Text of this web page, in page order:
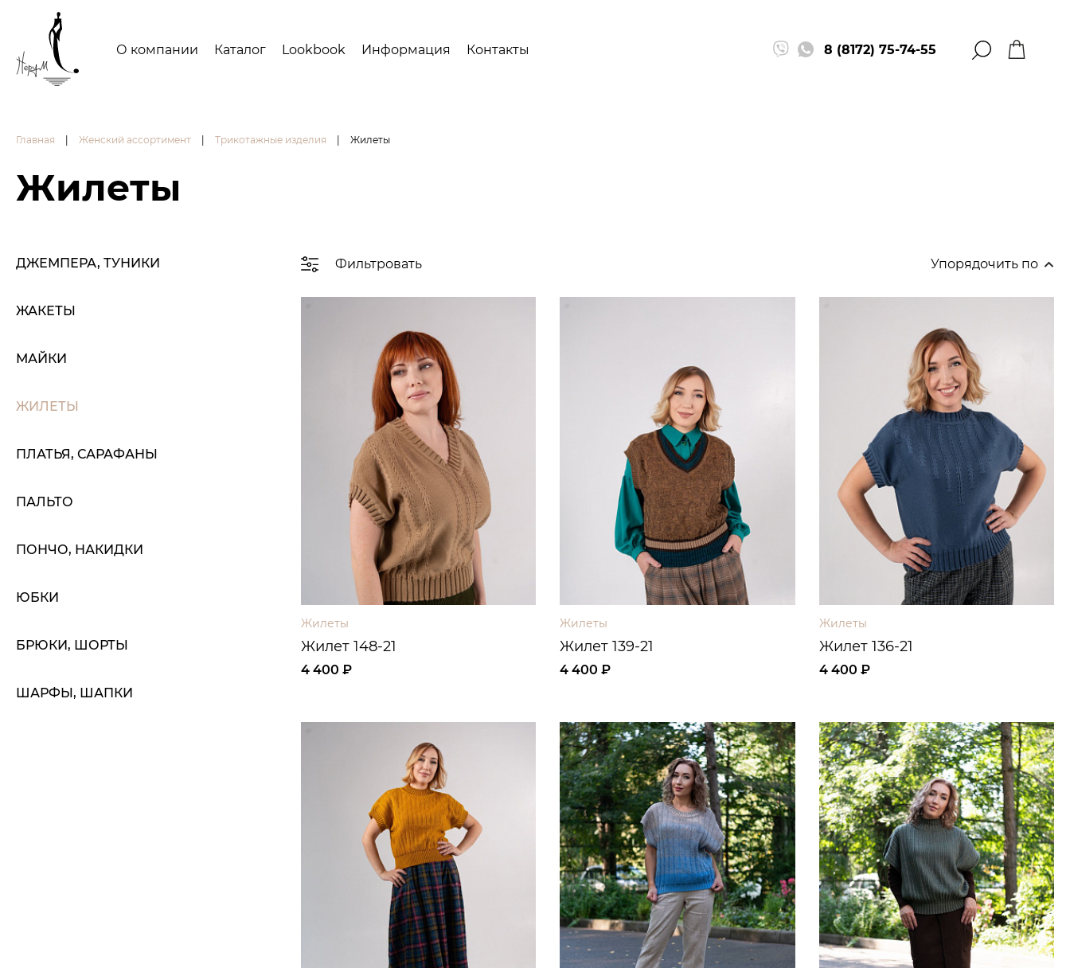
О компании Каталог Lookbook Информация Контакты 8 (8172) 75-74-55
Главная Женский ассортимент Трикотажные изделия Жилеты
Жилеты
ДЖЕМПЕРА, ТУНИКИ
ЖАКЕТЫ
МАЙКИ
ЖИЛЕТЫ
ПЛАТЬЯ, САРАФАНЫ
ПАЛЬТО
ПОНЧО, НАКИДКИ
ЮБКИ
БРЮКИ, ШОРТЫ
ШАРФЫ, ШАПКИ
Фильтровать Упорядочить по
Жилеты
Жилет 148-21
4 400 ₽
Жилеты
Жилет 139-21
4 400 ₽
Жилеты
Жилет 136-21
4 400 ₽